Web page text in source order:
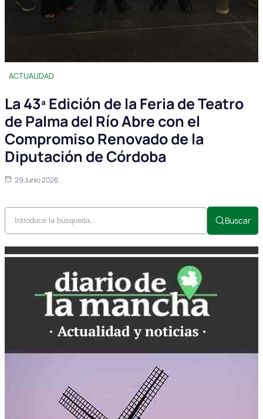
ACTUALIDAD
La 43ª Edición de la Feria de Teatro
de Palma del Río Abre con el
Compromiso Renovado de la
Diputación de Córdoba
29 Junio 2026
Buscar